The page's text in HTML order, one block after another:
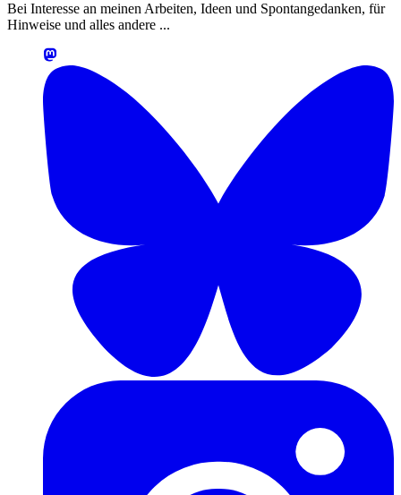
Bei Interesse an meinen Arbeiten, Ideen und Spontangedanken, für
Hinweise und alles andere ...